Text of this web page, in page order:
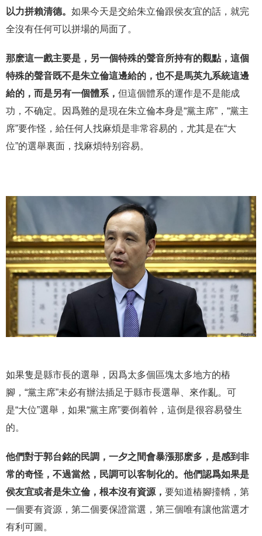
以力拼賴清德。 如果今天是交給朱立倫跟侯友宜的話，就完
全沒有任何可以拼場的局面了。
那麽這一戲主要是，另一個特殊的聲音所持有的觀點，這個
特殊的聲音既不是朱立倫這邊給的，也不是馬英九系統這邊
給的，而是另有一個體系， 但這個體系的運作是不是能成
功，不确定。因爲難的是現在朱立倫本身是“黨主席”，“黨主
席”要作怪，給任何人找麻煩是非常容易的，尤其是在“大
位”的選舉裏面，找麻煩特别容易。
如果隻是縣市長的選舉，因爲太多個區塊太多地方的樁
腳，“黨主席”未必有辦法插足于縣市長選舉、來作亂。可
是“大位”選舉，如果“黨主席”要倒着幹，這倒是很容易發生
的。
他們對于郭台銘的民調，一夕之間會暴漲那麽多，是感到非
常的奇怪，不過當然，民調可以客制化的。他們認爲如果是
侯友宜或者是朱立倫，根本沒有資源， 要知道樁腳擡轎，第
一個要有資源，第二個要保證當選，第三個唯有讓他當選才
有利可圖。